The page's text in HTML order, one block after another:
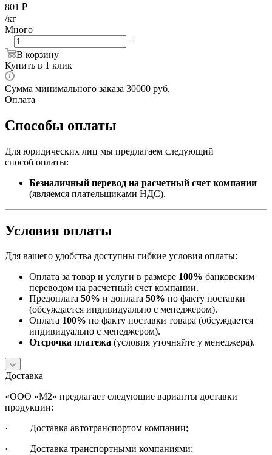
801 ₽
/кг
Много
В корзину
Купить в 1 клик
Сумма минимального заказа 30000 руб.
Оплата
Способы оплаты
Для юридических лиц мы предлагаем следующий
способ оплаты:
Безналичный перевод на расчетный счет компании
(являемся плательщиками НДС).
Условия оплаты
Для вашего удобства доступны гибкие условия оплаты:
Оплата за товар и услуги в размере 100% банковским
переводом на расчетный счет компании.
Предоплата 50% и доплата 50% по факту поставки
(обсуждается индивидуально с менеджером).
Оплата 100% по факту поставки товара (обсуждается
индивидуально с менеджером).
Отсрочка платежа (условия уточняйте у менеджера).
Доставка
«ООО «М2» предлагает следующие варианты доставки
продукции:
· Доставка автотранспортом компании;
· Доставка транспортными компаниями;